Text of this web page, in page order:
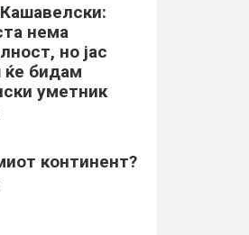
нема
но јас
ќе бидам
уметник
континент?